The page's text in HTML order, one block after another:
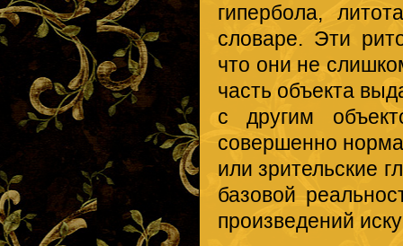
гипербола,
словаре. Эти
что они не
часть объекта
с другим
совершенно
или зрительские
базовой
произведений